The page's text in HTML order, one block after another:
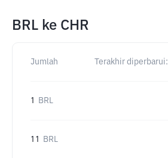
BRL ke CHR
Jumlah Terakhir diperbarui:
1 BRL
11 BRL